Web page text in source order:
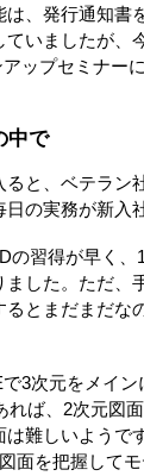
は、発行通知書
いましたが、
ップセミナー
中で
ると、ベテラン
の実務が新入
の習得が早く、
ました。ただ、
るとまだまだな
3次元をメイ
れば、2次元図
は難しいようで
面を把握して